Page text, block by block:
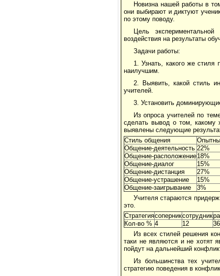
Новизна нашей работы в
они выбирают и диктуют
по этому поводу.
Цель
воздействия на результаты
Задачи работы:
1. Узнать, какого же стиля
наилучшим.
2. Выявить, какой стиль
учителей.
3. Установить
Из опроса учителей по
сделать вывод о том, какому
выявлены следующие
Стиль общения
Общение-деятельность 22%
Общение-расположение18%
Общение-диалог
15%
Общение-дистанция
27%
Общение-устрашение
15%
Общение-заигрывание
3%
Учителя стараются
это.
Стратегиясоперниксотрудник
Кол-во % 4 12
36
Из всех стилей решения
таки не являются и не хотят
пойдут на дальнейший
Из большинства тех
стратегию поведения в